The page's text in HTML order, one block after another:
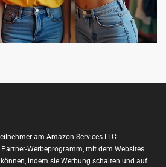
am Amazon Services LLC-
Werbeprogramm, mit dem Websites
indem sie Werbung schalten und auf